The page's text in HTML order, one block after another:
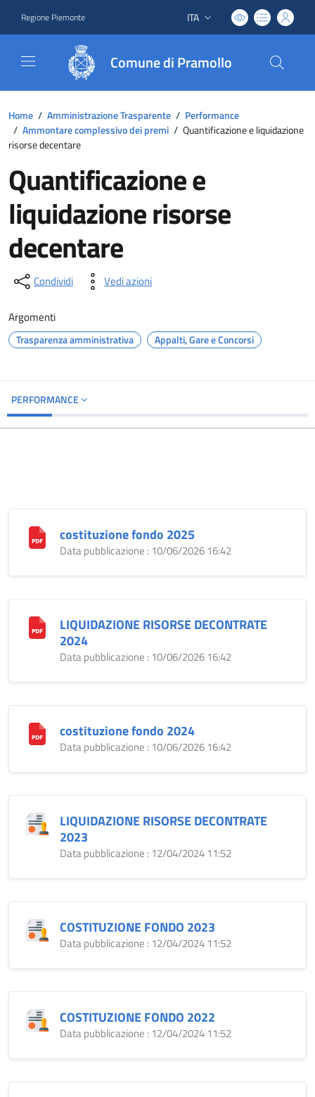
Regione Piemonte Lingua attiva:
ITA
Comune di Pramollo
Home / Amministrazione Trasparente / Performance
/ Ammontare complessivo dei premi / Quantificazione e liquidazione
risorse decentare
Quantificazione e
liquidazione risorse
decentare
Condividi Vedi azioni
Argomenti
Trasparenza amministrativa Appalti, Gare e Concorsi
PERFORMANCE
costituzione fondo 2025
Data pubblicazione : 10/06/2026 16:42
LIQUIDAZIONE RISORSE DECONTRATE
2024
Data pubblicazione : 10/06/2026 16:42
costituzione fondo 2024
Data pubblicazione : 10/06/2026 16:42
LIQUIDAZIONE RISORSE DECONTRATE
2023
Data pubblicazione : 12/04/2024 11:52
COSTITUZIONE FONDO 2023
Data pubblicazione : 12/04/2024 11:52
COSTITUZIONE FONDO 2022
Data pubblicazione : 12/04/2024 11:52